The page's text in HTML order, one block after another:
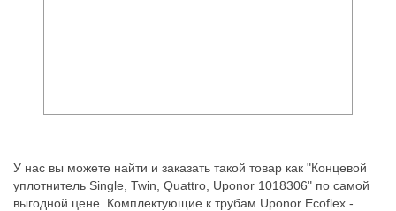
У нас вы можете найти и заказать такой товар как "Концевой
уплотнитель Single, Twin, Quattro, Uponor 1018306" по самой
выгодной цене. Комплектующие к трубам Uponor Ecoflex -